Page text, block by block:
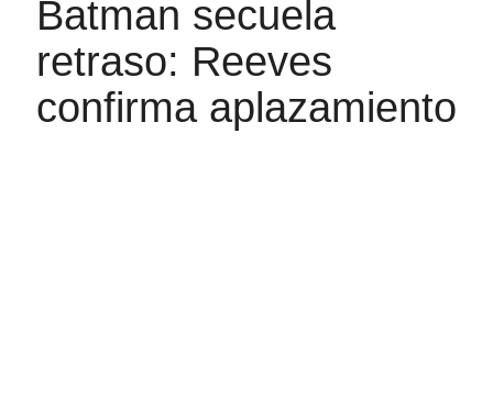
Batman secuela
retraso: Reeves
confirma aplazamiento